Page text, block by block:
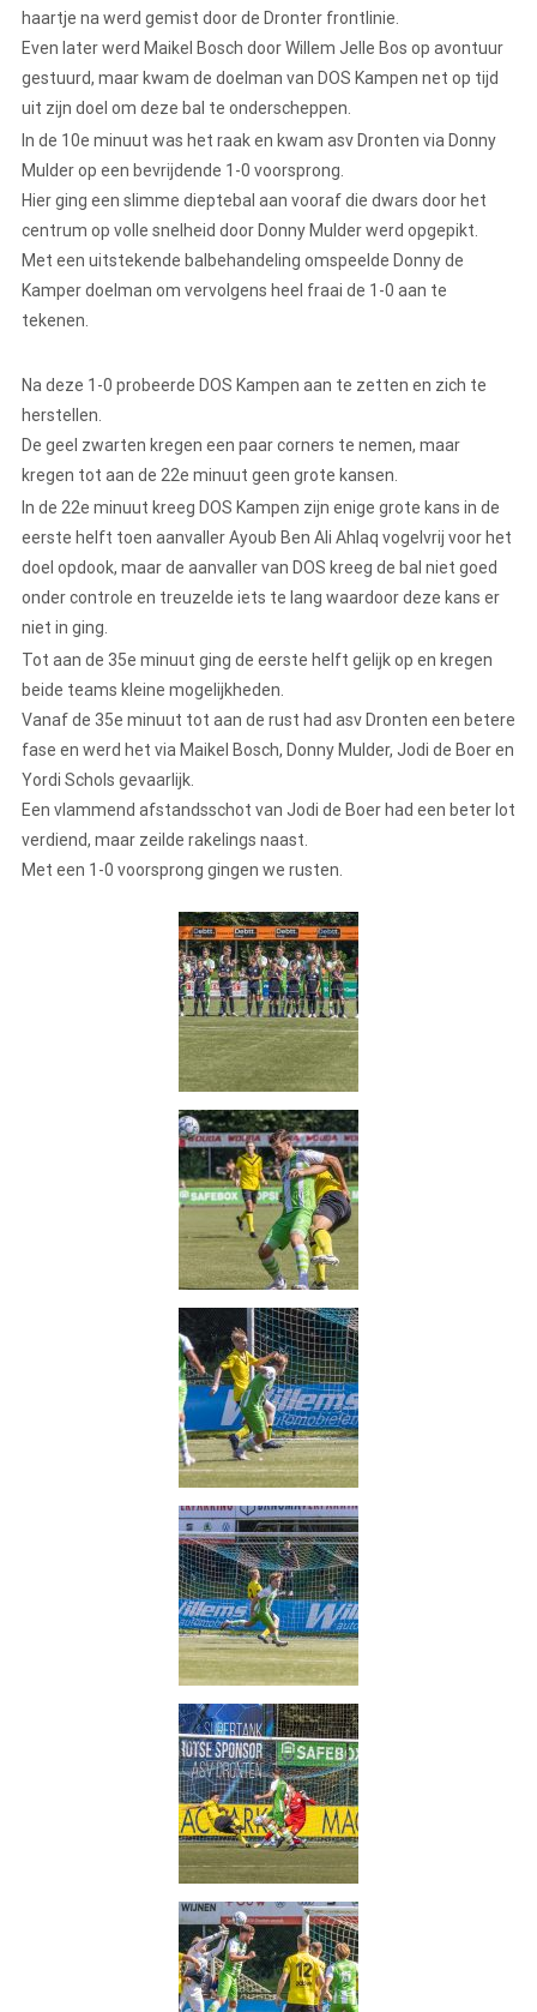
haartje na werd gemist door de Dronter frontlinie.
Even later werd Maikel Bosch door Willem Jelle Bos op avontuur
gestuurd, maar kwam de doelman van DOS Kampen net op tijd
uit zijn doel om deze bal te onderscheppen.
In de 10e minuut was het raak en kwam asv Dronten via Donny
Mulder op een bevrijdende 1-0 voorsprong.
Hier ging een slimme dieptebal aan vooraf die dwars door het
centrum op volle snelheid door Donny Mulder werd opgepikt.
Met een uitstekende balbehandeling omspeelde Donny de
Kamper doelman om vervolgens heel fraai de 1-0 aan te
tekenen.
Na deze 1-0 probeerde DOS Kampen aan te zetten en zich te
herstellen.
De geel zwarten kregen een paar corners te nemen, maar
kregen tot aan de 22e minuut geen grote kansen.
In de 22e minuut kreeg DOS Kampen zijn enige grote kans in de
eerste helft toen aanvaller Ayoub Ben Ali Ahlaq vogelvrij voor het
doel opdook, maar de aanvaller van DOS kreeg de bal niet goed
onder controle en treuzelde iets te lang waardoor deze kans er
niet in ging.
Tot aan de 35e minuut ging de eerste helft gelijk op en kregen
beide teams kleine mogelijkheden.
Vanaf de 35e minuut tot aan de rust had asv Dronten een betere
fase en werd het via Maikel Bosch, Donny Mulder, Jodi de Boer en
Yordi Schols gevaarlijk.
Een vlammend afstandsschot van Jodi de Boer had een beter lot
verdiend, maar zeilde rakelings naast.
Met een 1-0 voorsprong gingen we rusten.